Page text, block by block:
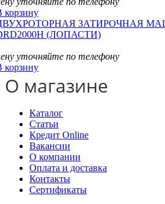
корзину
ЗАТИРОЧНАЯ
(ЛОПАСТИ)
уточняйте по телефону
корзину
О магазине
Каталог
Статьи
Кредит Online
Вакансии
О компании
Оплата и доставка
Контакты
Сертификаты